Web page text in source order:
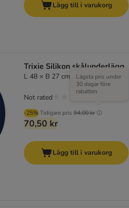
Lägg till i varukorg
Trixie Silikon skålunderlägg
L 48 × B 27 cm
-25%Tidigare pris 94,00 kr
Lägsta pris under
30 dagar före
rabatten
70,50 kr
Not rated
Lägg till i varukorg